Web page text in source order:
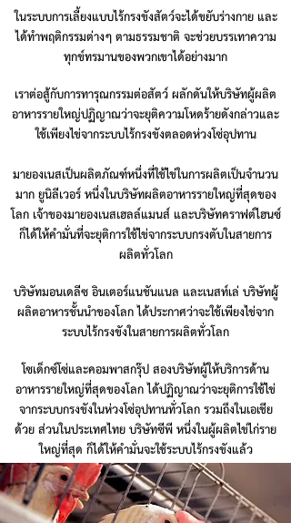
ในระบบการเลี้ยงแบบไร้กรงขังสัตว์จะได้ขยับร่างกาย และ
ได้ทำพฤติกรรมต่างๆ ตามธรรมชาติ จะช่วยบรรเทาความ
ทุกข์ทรมานของพวกเขาได้อย่างมาก
เราต่อสู้กับการทารุณกรรมต่อสัตว์ ผลักดันให้บริษัทผู้ผลิต
อาหารรายใหญ่ปฏิญาณว่าจะยุติความโหดร้ายดังกล่าวและ
ใช้เพียงไข่จากระบบไร้กรงขังตลอดห่วงโซ่อุปทาน
มายองเนสเป็นผลิตภัณฑ์หนึ่งที่ใช้ไข่ในการผลิตเป็นจำนวน
มาก ยูนิลีเวอร์ หนึ่งในบริษัทผลิตอาหารรายใหญ่ที่สุดของ
โลก เจ้าของมายองเนสเฮลล์แมนส์ และบริษัทคราฟต์ไฮนซ์
ก็ได้ให้คำมั่นที่จะยุติการใช้ไข่จากระบบกรงตับในสายการ
ผลิตทั่วโลก
บริษัทมอนเดลีซ อินเตอร์แนชันแนล และเนสท์เล่ บริษัทผู้
ผลิตอาหารชั้นนำของโลก ได้ประกาศว่าจะใช้เพียงไข่จาก
ระบบไร้กรงขังในสายการผลิตทั่วโลก
โซเด็กซ์โซ่และคอมพาสกรุ๊ป สองบริษัทผู้ให้บริการด้าน
อาหารรายใหญ่ที่สุดของโลก ได้ปฏิญาณว่าจะยุติการใช้ไข่
จากระบบกรงขังในห่วงโซ่อุปทานทั่วโลก รวมถึงในเอเชีย
ด้วย ส่วนในประเทศไทย บริษัทซีพี หนึ่งในผู้ผลิตไข่ไก่ราย
ใหญ่ที่สุด ก็ได้ให้คำมั่นจะใช้ระบบไร้กรงขังแล้ว